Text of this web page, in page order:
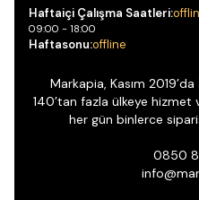
Haftaiçi Çalışma Saatleri:
09:00 - 18:00
Haftasonu:offline
Markapia, Kasım
140’tan fazla ülkeye hizmet
her gün binlerce
0850